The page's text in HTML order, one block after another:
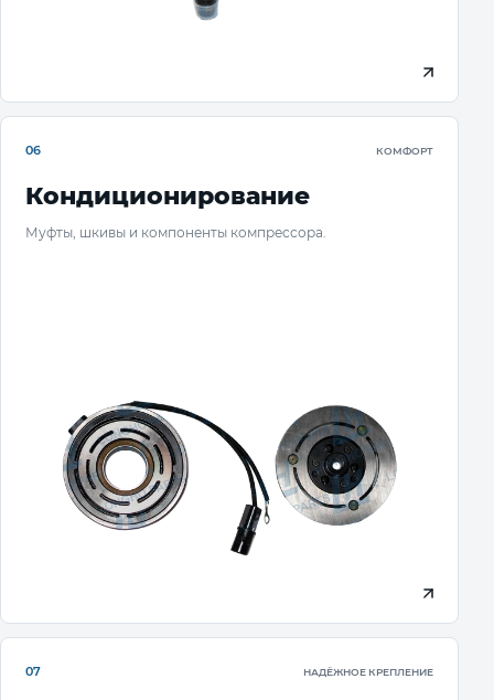
06 КОМФОРТ
Кондиционирование
Муфты, шкивы и компоненты компрессора.
07 НАДЁЖНОЕ КРЕПЛЕНИЕ